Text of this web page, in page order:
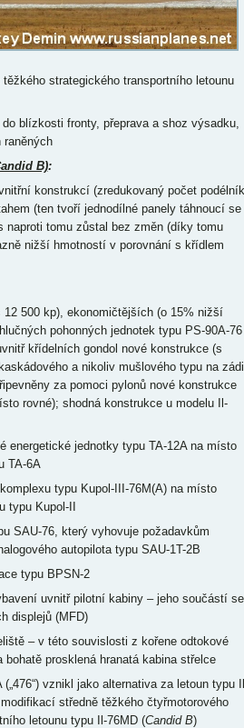
strategického transportního letounu
blízkosti fronty, přeprava a shoz výsadku,
raněných
B):
konstrukcí (zredukovaný počet
(ten tvoří jednodílné panely táhnoucí se
naproti tomu zůstal bez změn (díky tomu
nižší hmotností v porovnání s křídlem
500 kp), ekonomičtějších (o 15% nižší
pohonných jednotek typu PS-90A-76
křídelních gondol nové konstrukce (s
a nikoliv mušlového typu na
za pomoci pylonů nové konstrukce
rovné); shodná konstrukce u modelu Il-
energetické jednotky typu TA-12A na místo
TA-6A
typu Kupol-III-76M(A) na místo
typu Kupol-II
SAU-76, který vyhovuje požadavkům
autopilota typu SAU-1T-2B
typu BPSN-2
uvnitř pilotní kabiny – jeho součástí se
displejů (MFD)
– v této souvislosti z kořene odtokové
prosklená hranatá kabina střelce
vznikl jako alternativa za letoun typu
středně těžkého čtyřmotorového
letounu typu Il-76MD (Candid B)